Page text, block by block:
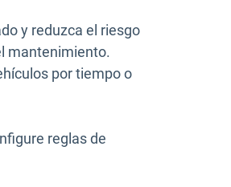
y reduzca el riesgo
mantenimiento.
por tiempo o
reglas de